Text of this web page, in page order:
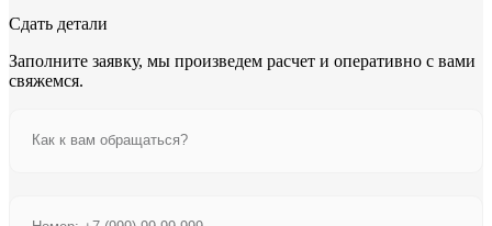
Сдать детали
Заполните заявку, мы произведем расчет и оперативно с вами
свяжемся.